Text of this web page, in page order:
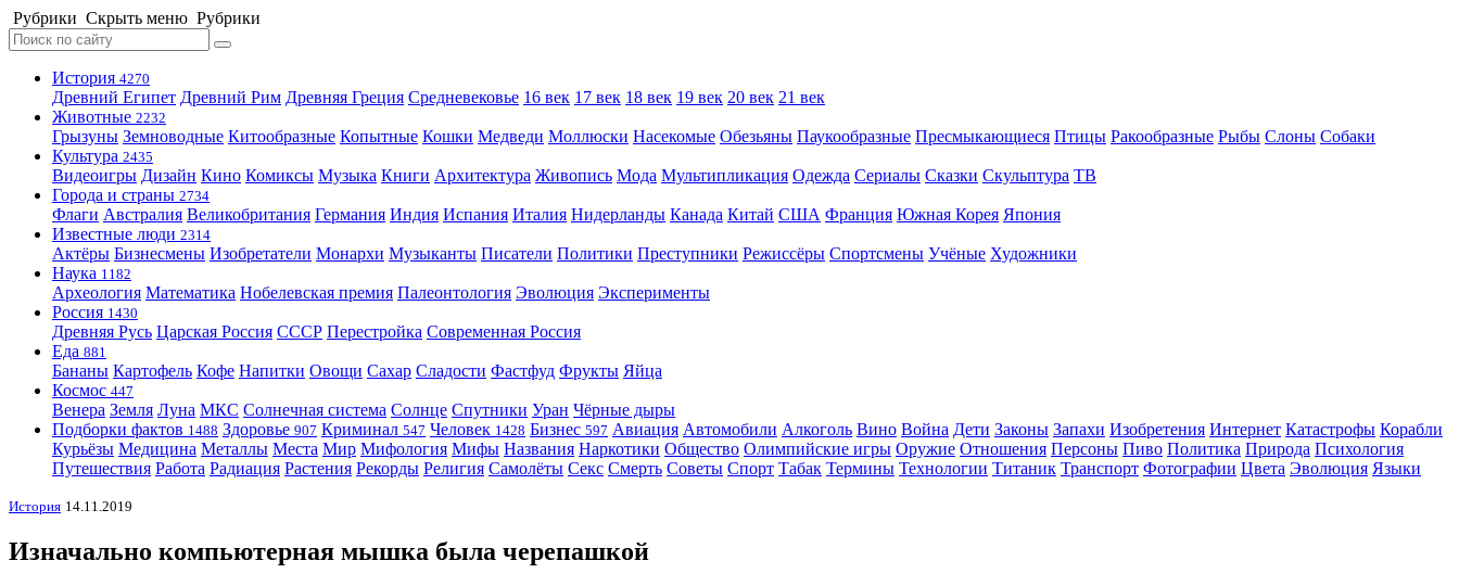
Рубрики Скрыть меню Рубрики
История 4270
Древний Египет Древний Рим Древняя Греция Средневековье 16 век 17 век 18 век 19 век 20 век 21 век
Животные 2232
Грызуны Земноводные Китообразные Копытные Кошки Медведи Моллюски Насекомые Обезьяны Паукообразные Пресмыкающиеся Птицы Ракообразные Рыбы Слоны Собаки
Культура 2435
Видеоигры Дизайн Кино Комиксы Музыка Книги Архитектура Живопись Мода Мультипликация Одежда Сериалы Сказки Скульптура ТВ
Города и страны 2734
Флаги Австралия Великобритания Германия Индия Испания Италия Нидерланды Канада Китай США Франция Южная Корея Япония
Известные люди 2314
Актёры Бизнесмены Изобретатели Монархи Музыканты Писатели Политики Преступники Режиссёры Спортсмены Учёные Художники
Наука 1182
Археология Математика Нобелевская премия Палеонтология Эволюция Эксперименты
Россия 1430
Древняя Русь Царская Россия СССР Перестройка Современная Россия
Еда 881
Бананы Картофель Кофе Напитки Овощи Сахар Сладости Фастфуд Фрукты Яйца
Космос 447
Венера Земля Луна МКС Солнечная система Солнце Спутники Уран Чёрные дыры
Подборки фактов 1488 Здоровье 907 Криминал 547 Человек 1428 Бизнес 597 Авиация Автомобили Алкоголь Вино Война Дети Законы Запахи Изобретения Интернет Катастрофы Корабли
Курьёзы Медицина Металлы Места Мир Мифология Мифы Названия Наркотики Общество Олимпийские игры Оружие Отношения Персоны Пиво Политика Природа Психология
Путешествия Работа Радиация Растения Рекорды Религия Самолёты Секс Смерть Советы Спорт Табак Термины Технологии Титаник Транспорт Фотографии Цвета Эволюция Языки
История 14.11.2019
Изначально компьютерная мышка была черепашкой